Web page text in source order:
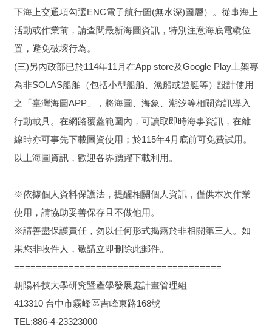
下海上交通項勾選ENC電子航行圖(無水深)圖層）。從事海上
活動或作業前，請查閱最新海圖資訊，特別注意海底電纜位
置，避免破壞行為。
(三)另內政部已於114年11月在App store及Google Play上架專
為非SOLAS船舶（包括小型船舶、漁船或遊艇等）設計使用
之「臺灣海圖APP」，將海圖、海象、潮汐等相關資訊導入
行動載具。在網路覆蓋範圍內，可讀取即時海事資訊，在離
線時亦可事先下載圖資使用；於115年4月底前可免費試用。
以上海圖資訊，歡迎各界踴躍下載利用。
※依據個人資料保護法，提醒相關個人資訊，僅供本次作業
使用，請協助妥善保存且不做他用。
※請善盡保護責任，勿以任何形式揭露於非相關第三人。如
果您非收件人，敬請立即刪除此郵件。
======================================
朝陽科技大學研究暨產學發展處計畫管理組
413310 台中市霧峰區吉峰東路168號
TEL:886-4-23323000